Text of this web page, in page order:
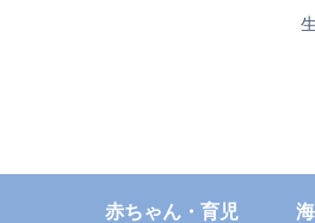
赤ちゃん・育児